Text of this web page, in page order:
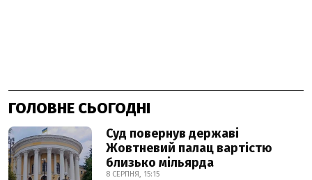
ГОЛОВНЕ СЬОГОДНІ
Суд повернув державі
Жовтневий палац вартістю
близько мільярда
8 СЕРПНЯ, 15:15